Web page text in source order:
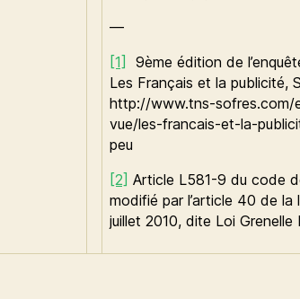
—
[1]
9ème édition de
Les Français et la publicité,
http://www.tns-
vue/les-francais-et-la-
peu
[2] Article L581-9 du code
modifié par l’article 40 de la
juillet 2010, dite Loi Grenelle